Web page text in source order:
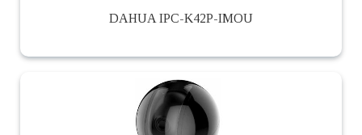
DAHUA IPC-K42P-IMOU